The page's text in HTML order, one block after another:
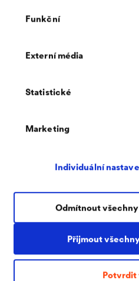
souhlasu
Funkční
Externí média
Statistické
Marketing
Individuální
Přijmout
Potvrdit
Odmítnout
měly by přispívat k
Objevte naše
možné případy